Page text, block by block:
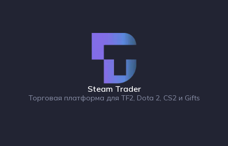
Steam Trader
Торговая платформа для TF2, Dota 2, CS2 и Gifts